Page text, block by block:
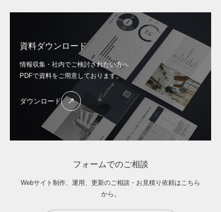
資料ダウンロード
情報収集・社内でご検討されたい方へ
PDFで資料をご用意しております。
ダウンロード
フォームでのご相談
Webサイト制作、運用、更新のご相談・お見積り依頼はこちら
から。